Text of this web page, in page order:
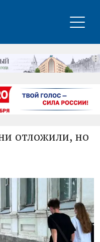
отложили, но